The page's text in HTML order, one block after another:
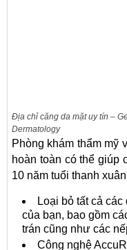
Địa chỉ căng da mặt uy tín –
Dermatology
Phòng khám thẩm mỹ
hoàn toàn có thể giúp
10 năm tuổi thanh
Loại bỏ tất cả
của bạn, bao gồm
trán cũng như các
Công nghệ